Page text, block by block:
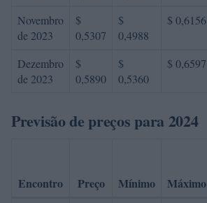
Novembro
de 2023
$
0,5307
$
0,4988
$ 0,6156
Dezembro
de 2023
$
0,5890
$
0,5360
$ 0,6597
Previsão de preços para 2024
Encontro Preço Mínimo Máximo